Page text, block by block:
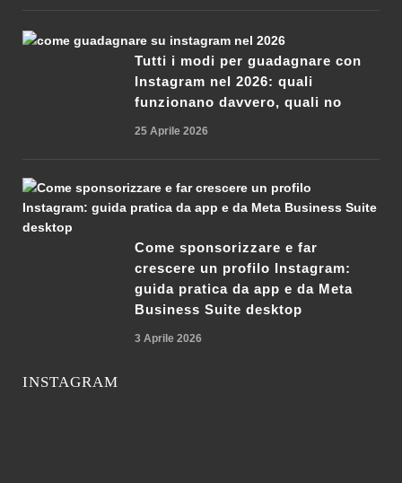
Tutti i modi per guadagnare con
Instagram nel 2026: quali
funzionano davvero, quali no
25 Aprile 2026
Come sponsorizzare e far
crescere un profilo Instagram:
guida pratica da app e da Meta
Business Suite desktop
3 Aprile 2026
INSTAGRAM